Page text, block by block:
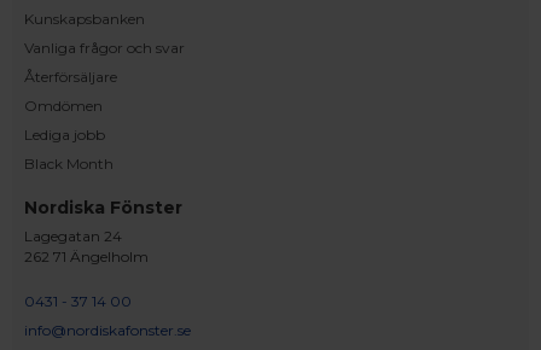
Kunskapsbanken
Vanliga frågor och svar
Återförsäljare
Omdömen
Lediga jobb
Black Month
Nordiska Fönster
Lagegatan 24
262 71 Ängelholm
0431 - 37 14 00
info@nordiskafonster.se